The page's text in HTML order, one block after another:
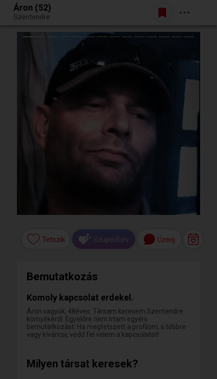
Egy jó randiból bármi lehet.
Belépés
Áron (52)
Szentendre
Tetszik SzuperSzív Üzenj
Bemutatkozás
Komoly kapcsolat erdekel.
Áron vagyok, 48éves. Társam keresem Szentendre
környékéről. Egyelőre nem írtam egyéni
bemutatkozást. Ha megtetszett a profilom, s többre
vagy kíváncsi, vedd fel velem a kapcsolatot!
Milyen társat keresek?